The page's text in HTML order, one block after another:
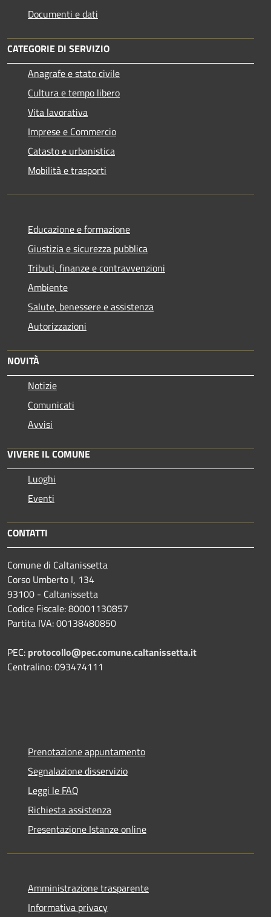
Documenti e dati
CATEGORIE DI SERVIZIO
Anagrafe e stato civile
Cultura e tempo libero
Vita lavorativa
Imprese e Commercio
Catasto e urbanistica
Mobilità e trasporti
Educazione e formazione
Giustizia e sicurezza pubblica
Tributi, finanze e contravvenzioni
Ambiente
Salute, benessere e assistenza
Autorizzazioni
NOVITÀ
Notizie
Comunicati
Avvisi
VIVERE IL COMUNE
Luoghi
Eventi
CONTATTI
Comune di Caltanissetta
Corso Umberto I, 134
93100 - Caltanissetta
Codice Fiscale: 80001130857
Partita IVA: 00138480850
PEC: protocollo@pec.comune.caltanissetta.it
Centralino: 093474111
Prenotazione appuntamento
Segnalazione disservizio
Leggi le FAQ
Richiesta assistenza
Presentazione Istanze online
Amministrazione trasparente
Informativa privacy